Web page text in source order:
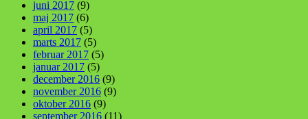
juni 2017 (9)
maj 2017 (6)
april 2017 (5)
marts 2017 (5)
februar 2017 (5)
januar 2017 (5)
december 2016 (9)
november 2016 (9)
oktober 2016 (9)
september 2016 (11)